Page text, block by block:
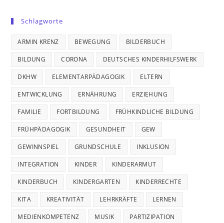
Schlagworte
ARMIN KRENZ BEWEGUNG BILDERBUCH
BILDUNG CORONA DEUTSCHES KINDERHILFSWERK
DKHW ELEMENTARPÄDAGOGIK ELTERN
ENTWICKLUNG ERNÄHRUNG ERZIEHUNG
FAMILIE FORTBILDUNG FRÜHKINDLICHE BILDUNG
FRÜHPÄDAGOGIK GESUNDHEIT GEW
GEWINNSPIEL GRUNDSCHULE INKLUSION
INTEGRATION KINDER KINDERARMUT
KINDERBUCH KINDERGARTEN KINDERRECHTE
KITA KREATIVITÄT LEHRKRÄFTE LERNEN
MEDIENKOMPETENZ MUSIK PARTIZIPATION